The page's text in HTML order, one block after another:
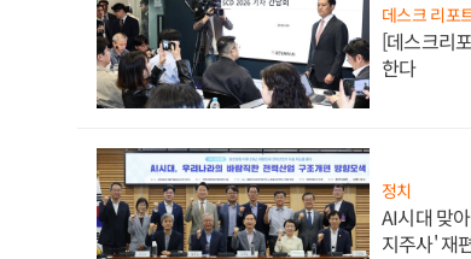
데스크 리포
[데스크리
한다
정치
AI시대 맞
지주사' 재